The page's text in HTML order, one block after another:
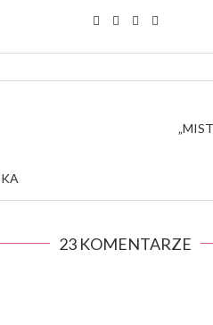
23 KOMENTARZE